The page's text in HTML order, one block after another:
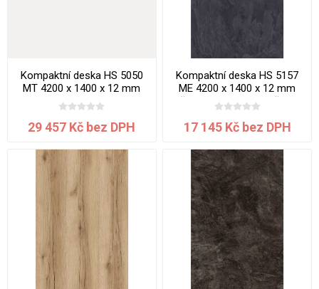
Kompaktní deska HS 5050
MT 4200 x 1400 x 12 mm
Bílá Platinum jádro bílé
29 457 Kč bez DPH
Kompaktní deska HS 5157
ME 4200 x 1400 x 12 mm
Břidlice Mosela jádro černé
17 145 Kč bez DPH